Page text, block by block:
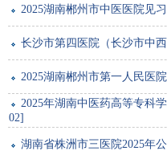
2025湖南郴州市中医医院见
长沙市第四医院（长沙市中
2025湖南郴州市第一人民医
2025年湖南中医药高等专科
02]
湖南省株洲市三医院2025年